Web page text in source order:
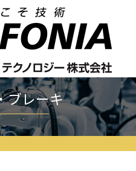
ッチ/ブレーキ PHB PHB-2.5
ブレーキ